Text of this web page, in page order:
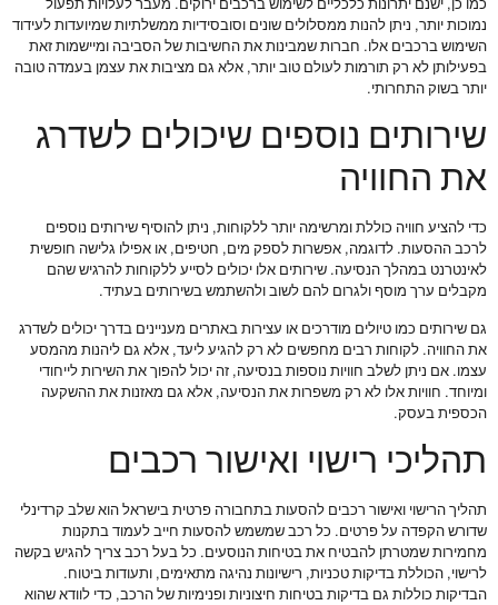
כמו כן, ישנם יתרונות כלכליים לשימוש ברכבים ירוקים. מעבר לעלויות תפעול
נמוכות יותר, ניתן להנות ממסלולים שונים וסובסידיות ממשלתיות שמיועדות לעידוד
השימוש ברכבים אלו. חברות שמבינות את החשיבות של הסביבה ומיישמות זאת
בפעילותן לא רק תורמות לעולם טוב יותר, אלא גם מציבות את עצמן בעמדה טובה
יותר בשוק התחרותי.
שירותים נוספים שיכולים לשדרג
את החוויה
כדי להציע חוויה כוללת ומרשימה יותר ללקוחות, ניתן להוסיף שירותים נוספים
לרכב ההסעות. לדוגמה, אפשרות לספק מים, חטיפים, או אפילו גלישה חופשית
לאינטרנט במהלך הנסיעה. שירותים אלו יכולים לסייע ללקוחות להרגיש שהם
מקבלים ערך מוסף ולגרום להם לשוב ולהשתמש בשירותים בעתיד.
גם שירותים כמו טיולים מודרכים או עצירות באתרים מעניינים בדרך יכולים לשדרג
את החוויה. לקוחות רבים מחפשים לא רק להגיע ליעד, אלא גם ליהנות מהמסע
עצמו. אם ניתן לשלב חוויות נוספות בנסיעה, זה יכול להפוך את השירות לייחודי
ומיוחד. חוויות אלו לא רק משפרות את הנסיעה, אלא גם מאזנות את ההשקעה
הכספית בעסק.
תהליכי רישוי ואישור רכבים
תהליך הרישוי ואישור רכבים להסעות בתחבורה פרטית בישראל הוא שלב קרדינלי
שדורש הקפדה על פרטים. כל רכב שמשמש להסעות חייב לעמוד בתקנות
מחמירות שמטרתן להבטיח את בטיחות הנוסעים. כל בעל רכב צריך להגיש בקשה
לרישוי, הכוללת בדיקות טכניות, רישיונות נהיגה מתאימים, ותעודות ביטוח.
הבדיקות כוללות גם בדיקות בטיחות חיצוניות ופנימיות של הרכב, כדי לוודא שהוא